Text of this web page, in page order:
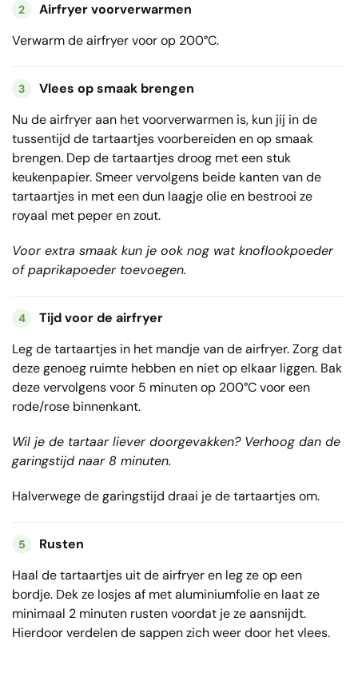
2
Airfryer voorverwarmen
Verwarm de airfryer voor op 200°C.
3
Vlees op smaak brengen
Nu de airfryer aan het voorverwarmen is, kun jij in de
tussentijd de tartaartjes voorbereiden en op smaak
brengen. Dep de tartaartjes droog met een stuk
keukenpapier. Smeer vervolgens beide kanten van de
tartaartjes in met een dun laagje olie en bestrooi ze
royaal met peper en zout.
Voor extra smaak kun je ook nog wat knoflookpoeder
of paprikapoeder toevoegen.
4
Tijd voor de airfryer
Leg de tartaartjes in het mandje van de airfryer. Zorg dat
deze genoeg ruimte hebben en niet op elkaar liggen. Bak
deze vervolgens voor 5 minuten op 200°C voor een
rode/rose binnenkant.
Wil je de tartaar liever doorgevakken? Verhoog dan de
garingstijd naar 8 minuten.
Halverwege de garingstijd draai je de tartaartjes om.
5
Rusten
Haal de tartaartjes uit de airfryer en leg ze op een
bordje. Dek ze losjes af met aluminiumfolie en laat ze
minimaal 2 minuten rusten voordat je ze aansnijdt.
Hierdoor verdelen de sappen zich weer door het vlees.